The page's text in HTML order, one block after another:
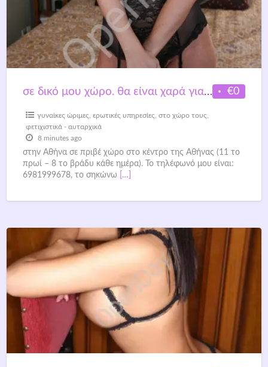
€0
σε δικό μου χώρο. θα είναι χαρά για μένα να σε γνωρίσω από κοντά!
γυναίκες ώριμες ερωτικές υπηρεσίες στο χώρο τους
φετιχιστικά - αυταρχικά
8 minutes ago
στην Αθήνα σε πριβέ χώρο στο κέντρο της Αθήνας (11 το
πρωί – 8 το βράδυ κάθε ημέρα). Το τηλέφωνό μου είναι:
6981999678, το σηκώνω
[…]